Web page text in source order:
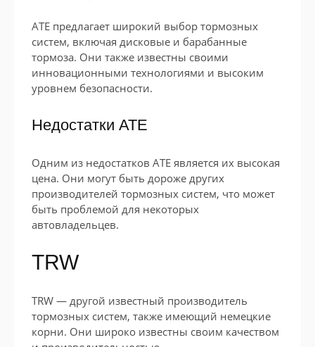
ATE предлагает широкий выбор тормозных
систем, включая дисковые и барабанные
тормоза. Они также известны своими
инновационными технологиями и высоким
уровнем безопасности.
Недостатки ATE
Одним из недостатков ATE является их высокая
цена. Они могут быть дороже других
производителей тормозных систем, что может
быть проблемой для некоторых
автовладельцев.
TRW
TRW — другой известный производитель
тормозных систем, также имеющий немецкие
корни. Они широко известны своим качеством